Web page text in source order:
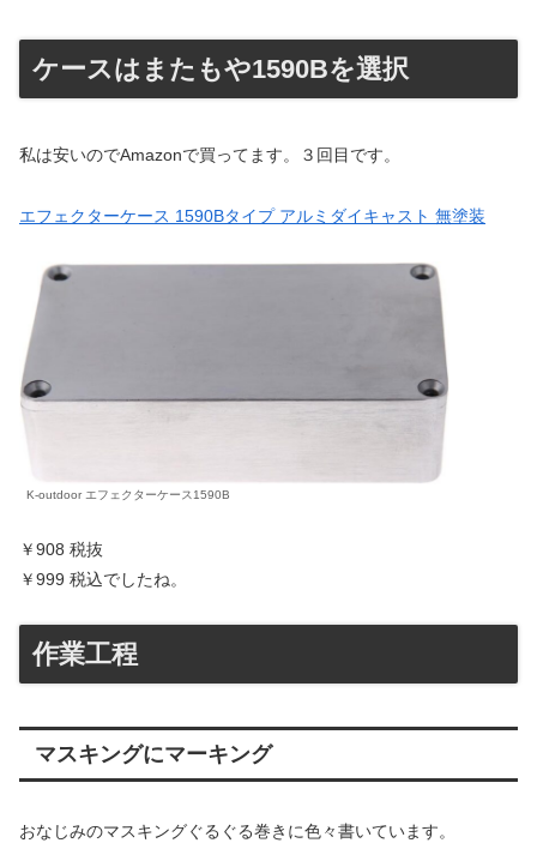
ケースはまたもや1590Bを選択
私は安いのでAmazonで買ってます。３回目です。
エフェクターケース 1590Bタイプ アルミダイキャスト 無塗装
K-outdoor エフェクターケース1590B
￥908 税抜
￥999 税込でしたね。
作業工程
マスキングにマーキング
おなじみのマスキングぐるぐる巻きに色々書いています。